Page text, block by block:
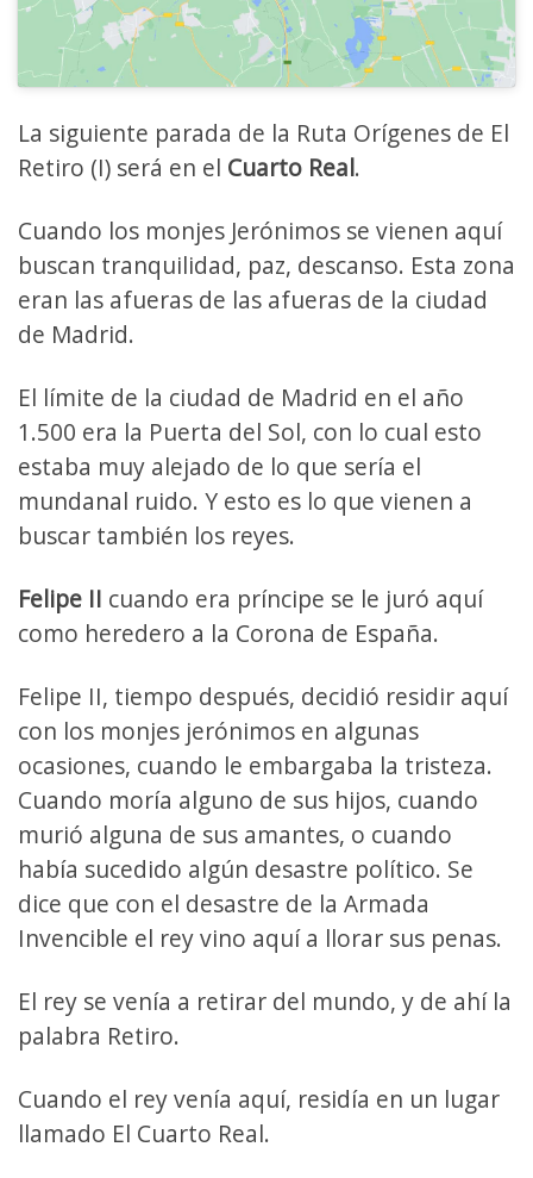
La siguiente parada de la Ruta Orígenes de El
Retiro (I) será en el Cuarto Real.
Cuando los monjes Jerónimos se vienen aquí
buscan tranquilidad, paz, descanso. Esta zona
eran las afueras de las afueras de la ciudad
de Madrid.
El límite de la ciudad de Madrid en el año
1.500 era la Puerta del Sol, con lo cual esto
estaba muy alejado de lo que sería el
mundanal ruido. Y esto es lo que vienen a
buscar también los reyes.
Felipe II cuando era príncipe se le juró aquí
como heredero a la Corona de España.
Felipe II, tiempo después, decidió residir aquí
con los monjes jerónimos en algunas
ocasiones, cuando le embargaba la tristeza.
Cuando moría alguno de sus hijos, cuando
murió alguna de sus amantes, o cuando
había sucedido algún desastre político. Se
dice que con el desastre de la Armada
Invencible el rey vino aquí a llorar sus penas.
El rey se venía a retirar del mundo, y de ahí la
palabra Retiro.
Cuando el rey venía aquí, residía en un lugar
llamado El Cuarto Real.